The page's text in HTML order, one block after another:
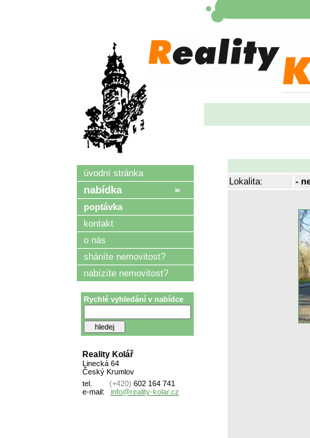
úvodní stránka
nabídka »
poptávka
kontakt
o nás
sháníte nemovitost?
nabízíte nemovitost?
Rychlé vyhledání v nabídce
Reality Kolář
Linecká 64
Český Krumlov
tel.
(+420) 602 164 741
e-mail:
info@reality-kolar.cz
Lokalita: -